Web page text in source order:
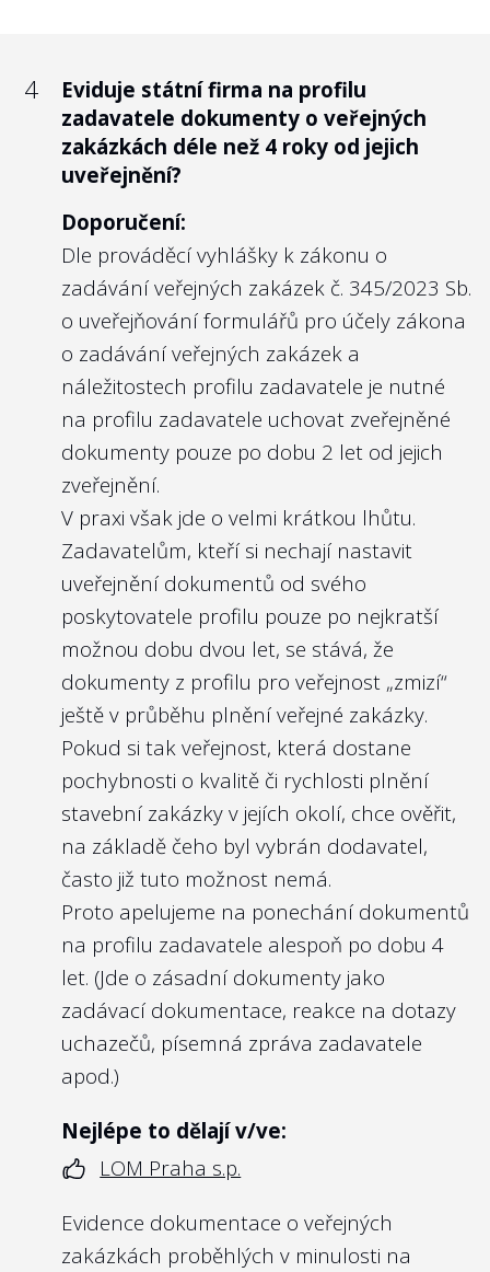
kontrolního orgánu nesou jistou míru
politické odpovědnosti ministra.
Je však zásadní, aby výběr kandidátů na
funkce, které jsou naprosto stěžejní pro
kvalitní „governance“ státní firmy,
reflektoval nároky na kvalitu členů
kontrolního orgánu. Namítne-li někdo, že
jde o osobní údaje zmíněných osob, pak 1.
toto považujeme za standard i v
soukromém sektoru, 2. v souladu s
nominačním zákonem zveřejňuje vládní
Výbor pro personální nominace ve svých
zveřejněných zápisech
posuzovaných kandidátů (včetně členů
kontrolních orgánů). Zprávy výboru pro
vládní nominace jsou však velmi kusé co do
odůvodnění, a navíc se v nich ne zcela
dobře vyhledává, pokud jde o nalezení
zápisu z jednání o konkrétním kandidátovi.
Zveřejněním životopisů členů kontrolních
orgánů se nastavuje i pomyslní laťka pro
úroveň kompetencí budoucích členů
kontrolních orgánů vybraných budoucím
ministrem. Veřejnost by tak měla mít k
dispozici snadno dostupnou informaci o
tom, kdo a s jakým profesním profilem
zastupuje její zájmy při kontrole
managementu státní firmy.
Nejlépe to dělají v/ve:
ČEPS, a.s.
na webu státní firmy svá angažmá v
jiných právnických osobách (orgány
4
Eviduje státní firma na profilu
zadavatele dokumenty o veřejných
zakázkách déle než 4 roky od jejich
uveřejnění?
Doporučení:
Dle prováděcí vyhlášky k zákonu o
zadávání veřejných zakázek č. 345/2023 Sb.
o uveřejňování formulářů pro účely zákona
o zadávání veřejných zakázek a
náležitostech profilu zadavatele je nutné
na profilu zadavatele uchovat zveřejněné
dokumenty pouze po dobu 2 let od jejich
zveřejnění.
V praxi však jde o velmi krátkou lhůtu.
Zadavatelům, kteří si nechají nastavit
uveřejnění dokumentů od svého
poskytovatele profilu pouze po nejkratší
možnou dobu dvou let, se stává, že
dokumenty z profilu pro veřejnost „zmizí“
ještě v průběhu plnění veřejné zakázky.
Pokud si tak veřejnost, která dostane
pochybnosti o kvalitě či rychlosti plnění
stavební zakázky v jejích okolí, chce ověřit,
na základě čeho byl vybrán dodavatel,
často již tuto možnost nemá.
Proto apelujeme na ponechání dokumentů
na profilu zadavatele alespoň po dobu 4
let. (Jde o zásadní dokumenty jako
zadávací dokumentace, reakce na dotazy
uchazečů, písemná zpráva zadavatele
apod.)
Nejlépe to dělají v/ve:
LOM Praha s.p.
Evidence dokumentace o veřejných
zakázkách proběhlých v minulosti na